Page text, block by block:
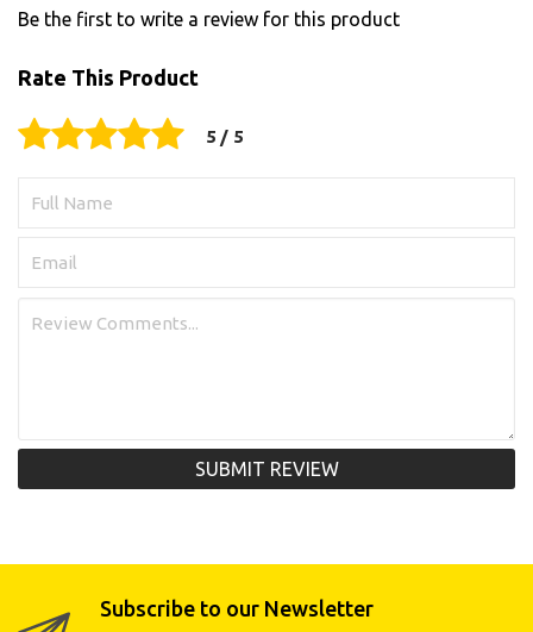
Be the first to write a review for this product
Rate This Product
SUBMIT REVIEW
Subscribe to our Newsletter